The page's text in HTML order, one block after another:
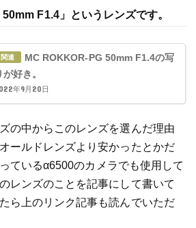
F1.4」というレンズです。
MC ROKKOR-PG 50mm F1.4の写
が好き。
年9月20日
の中からこのレンズを選んだ理由
ールドレンズより安かったとかだ
ているα6500のカメラでも使用して
レンズのことを記事にして書いて
ら上のリンク記事も読んでいただ